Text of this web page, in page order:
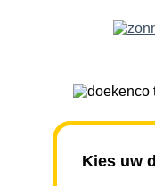
Kies uw